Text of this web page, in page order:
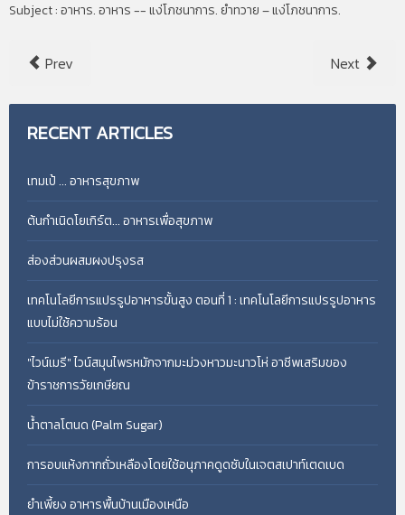
Subject : อาหาร. อาหาร -- แง่โภชนาการ. ยำทวาย – แง่โภชนาการ.
Prev Next
RECENT ARTICLES
เทมเป้ ... อาหารสุขภาพ
ต้นกำเนิดโยเกิร์ต... อาหารเพื่อสุขภาพ
ส่องส่วนผสมผงปรุงรส
เทคโนโลยีการแปรรูปอาหารขั้นสูง ตอนที่ 1 : เทคโนโลยีการแปรรูปอาหาร
แบบไม่ใช้ความร้อน
"ไวน์เมรี" ไวน์สมุนไพรหมักจากมะม่วงหาวมะนาวโห่ อาชีพเสริมของ
ข้าราชการวัยเกษียณ
น้ำตาลโตนด (Palm Sugar)
การอบแห้งกากถั่วเหลืองโดยใช้อนุภาคดูดซับในเจตสเปาท์เตดเบด
ยำเพี้ยง อาหารพื้นบ้านเมืองเหนือ